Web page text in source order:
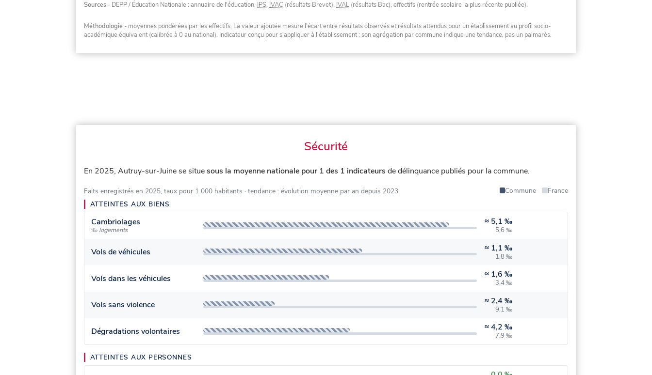
Sources - DEPP / Éducation Nationale : annuaire de l'éducation, IPS, IVAC (résultats Brevet), IVAL (résultats Bac), effectifs (rentrée scolaire la plus récente publiée).
Méthodologie - moyennes pondérées par les effectifs. La valeur ajoutée mesure l'écart entre résultats observés et résultats attendus pour un établissement au profil socio-
académique équivalent (calibrée à 0 au national). Indicateur conçu pour s'appliquer à l'établissement ; son agrégation par commune indique une tendance, pas un palmarès.
Sécurité
En 2025, Autruy-sur-Juine se situesous la moyenne nationale pour 1 des 1 indicateurs de délinquance publiés pour la commune.
Faits enregistrés en 2025, taux pour 1 000 habitants · tendance : évolution moyenne par an depuis 2023 Commune
France
ATTEINTES AUX BIENS
Cambriolages
‰ logements
≈ 5,1 ‰
5,6 ‰
Vols de véhicules ≈ 1,1 ‰
1,8 ‰
Vols dans les véhicules ≈ 1,6 ‰
3,4 ‰
Vols sans violence ≈ 2,4 ‰
9,1 ‰
Dégradations volontaires ≈4,2 ‰
7,9 ‰
ATTEINTES AUX PERSONNES